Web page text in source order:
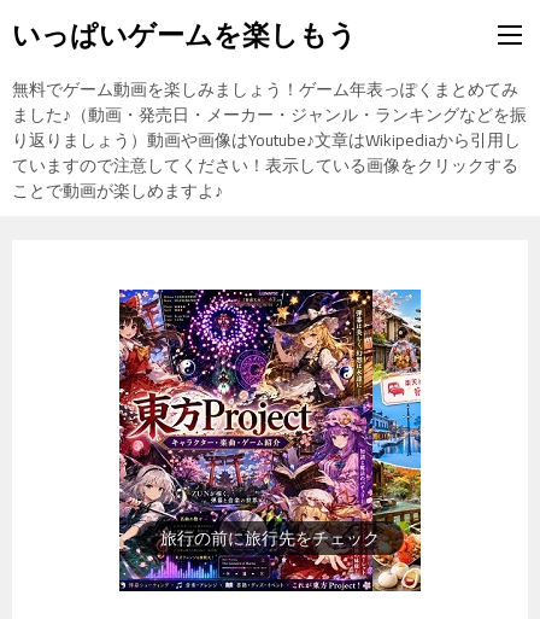
いっぱいゲームを楽しもう
無料でゲーム動画を楽しみましょう！ゲーム年表っぽくまとめてみ
ました♪（動画・発売日・メーカー・ジャンル・ランキングなどを振
り返りましょう）動画や画像はYoutube♪文章はWikipediaから引用し
ていますので注意してください！表示している画像をクリックする
ことで動画が楽しめますよ♪
旅行の前に旅行先をチェック